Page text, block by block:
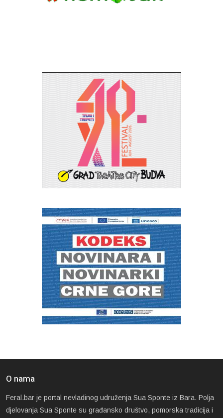
O nama
Feral.bar je portal nevladinog udruženja Sua Sponte iz Bara. Polja
djelovanja Sua Sponte su građansko društvo, pomorska tradicija i